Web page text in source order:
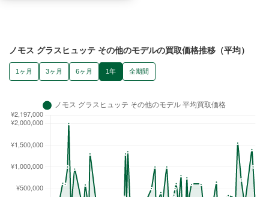
ノモス グラスヒュッテ その他のモデルの買取価格推移（平均）
1ヶ月 3ヶ月 6ヶ月 1年 全期間